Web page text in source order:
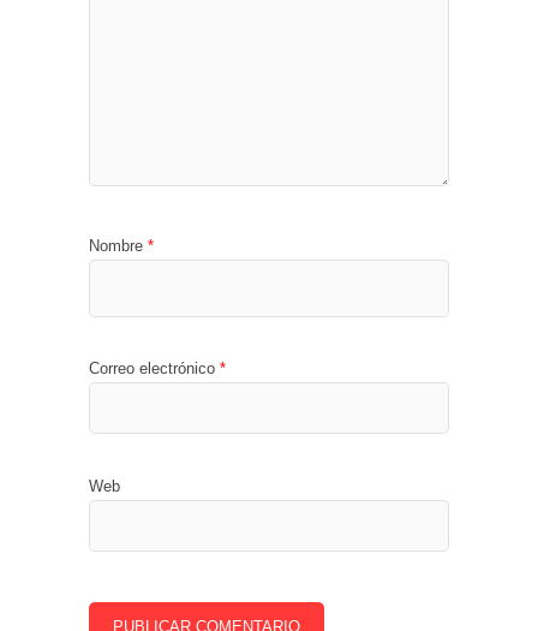
Nombre *
Correo electrónico *
Web